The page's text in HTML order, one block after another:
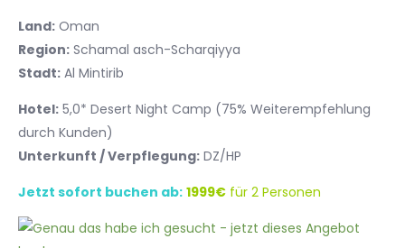
Land: Oman
Region: Schamal asch-Scharqiyya
Stadt: Al Mintirib
Hotel: 5,0* Desert Night Camp (75% Weiterempfehlung
durch Kunden)
Unterkunft / Verpflegung: DZ/HP
Jetzt sofort buchen ab: 1999€ für 2 Personen